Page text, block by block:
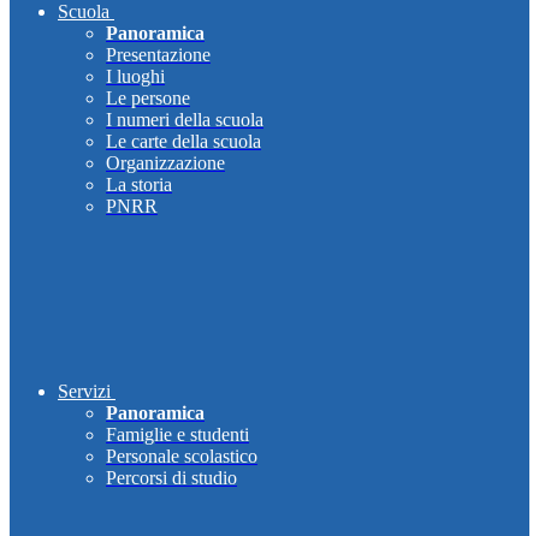
Scuola
Panoramica
Presentazione
I luoghi
Le persone
I numeri della scuola
Le carte della scuola
Organizzazione
La storia
PNRR
Servizi
Panoramica
Famiglie e studenti
Personale scolastico
Percorsi di studio